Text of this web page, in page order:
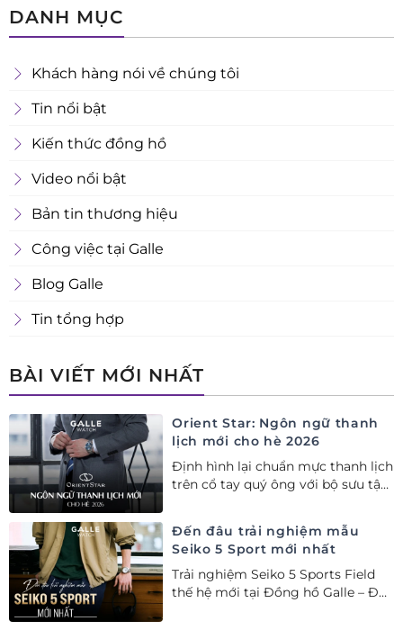
DANH MỤC
Khách hàng nói về chúng tôi
Tin nổi bật
Kiến thức đồng hồ
Video nổi bật
Bản tin thương hiệu
Công việc tại Galle
Blog Galle
Tin tổng hợp
BÀI VIẾT MỚI NHẤT
Orient Star: Ngôn ngữ thanh
lịch mới cho hè 2026
Định hình lại chuẩn mực thanh lịch
trên cổ tay quý ông với bộ sưu tập
Đến đâu trải nghiệm mẫu
Seiko 5 Sport mới nhất
Trải nghiệm Seiko 5 Sports Field
thế hệ mới tại Đồng hồ Galle – Đại